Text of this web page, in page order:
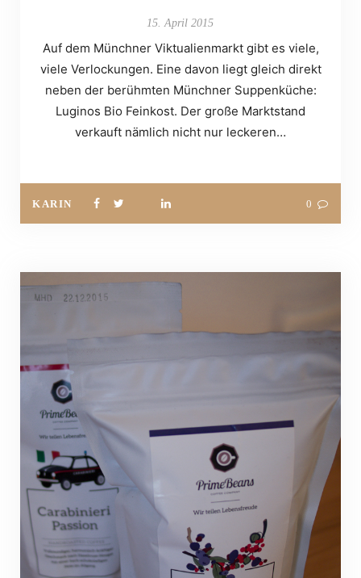
15. April 2015
Auf dem Münchner Viktualienmarkt gibt es viele,
viele Verlockungen. Eine davon liegt gleich direkt
neben der berühmten Münchner Suppenküche:
Luginos Bio Feinkost. Der große Marktstand
verkauft nämlich nicht nur leckeren…
KARIN 0